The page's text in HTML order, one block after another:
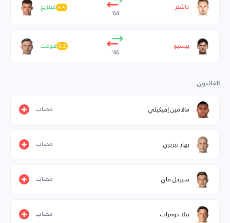
داشنر
64’
فيتزيج 6.5
بيسيو
46’
فوغت 6.5
الغائبون
مالامين إفيكيلي مصاب
بهار نيزيري مصاب
سيريل ماي مصاب
بيلا دومراث مصاب